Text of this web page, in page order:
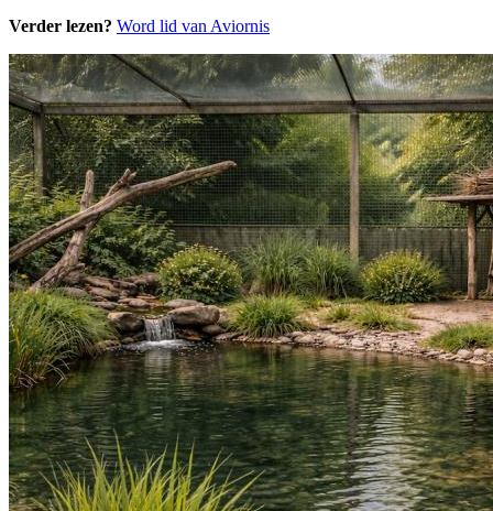
Verder lezen? Word lid van Aviornis